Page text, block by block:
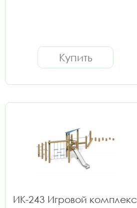
Купить
ИК-243 Игровой комплекс